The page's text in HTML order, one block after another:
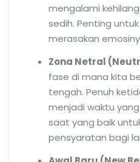
mengalami
sedih. Penting
merasakan
Zona Netral
fase di mana kita
tengah. Penuh
menjadi waktu
saat yang baik
pensyaratan bagi